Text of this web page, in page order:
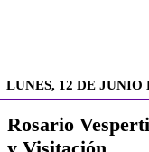
LUNES, 12 DE JUNIO
Rosario